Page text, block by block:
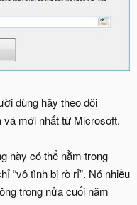
dùng hãy theo dõi
vá mới nhất từ Microsoft.
này có thể nằm trong
“vô tình bị rò rỉ”. Nó nhiều
trong nửa cuối năm